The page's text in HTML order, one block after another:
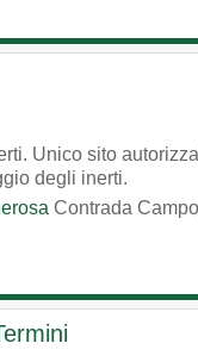
Unico sito
degli inerti.
Contrada